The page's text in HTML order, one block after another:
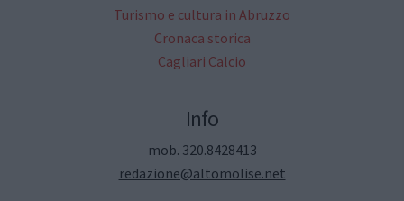
Turismo e cultura in Abruzzo
Cronaca storica
Cagliari Calcio
Info
mob. 320.8428413
redazione@altomolise.net